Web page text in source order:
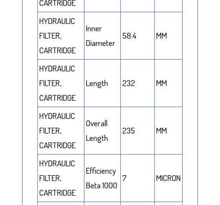
CARTRIDGE
HYDRAULIC
FILTER,
CARTRIDGE
Inner
Diameter
58.4 MM
HYDRAULIC
FILTER,
CARTRIDGE
Length 232 MM
HYDRAULIC
FILTER,
CARTRIDGE
Overall
Length
235 MM
HYDRAULIC
FILTER,
CARTRIDGE
Efficiency
Beta 1000
7 MICRON